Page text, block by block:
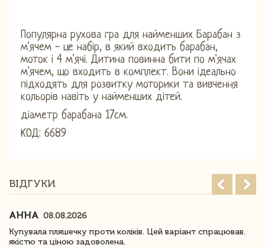
Популярна рухова гра для найменших Барабан з
м'ячем - це набір, в який входить барабан,
моток і 4 м'ячі. Дитина повинна бити по м'ячах
м'ячем, що входить в комплект. Вони ідеально
підходять для розвитку моторики та вивчення
кольорів навіть у найменших дітей.
діаметр барабана 17см.
КОД: 6689
ВІДГУКИ
АННА 08.08.2026
Купувала пляшечку проти коліків. Цей варіант спрацював.
якістю та ціною задоволена.